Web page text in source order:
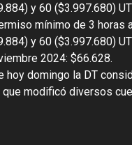
y 60 ($3.997.680)
mínimo de 3 horas
y 60 ($3.997.680)
2024: $66.628.
hoy domingo la DT
modificó diversos